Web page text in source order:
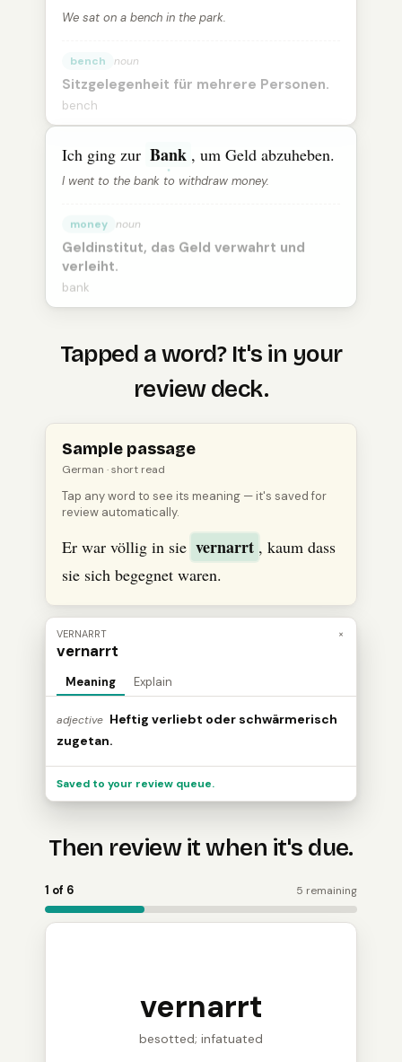
We sat on a bench in the park.
bench noun
Sitzgelegenheit für mehrere Personen.
bench
Ich ging zur Bank , um Geld abzuheben.
I went to the bank to withdraw money.
money noun
Geldinstitut, das Geld verwahrt und
verleiht.
bank
Tapped a word? It's in your
review deck.
OpenaGermanpassage, tap a word to see its
Sample passage
German · short read
Tap any word to see its meaning — it's saved for
review automatically.
Er war völlig in sie vernarrt , kaum dass
sie sich begegnet waren.
VERNARRT
vernarrt
×
Meaning Explain
adjective Heftig verliebt oder schwärmerisch
zugetan.
Saved to your review queue.
Then review it when it's due.
Word Holder turns the saved word into a review
1 of 6 5 remaining
vernarrt
besotted; infatuated